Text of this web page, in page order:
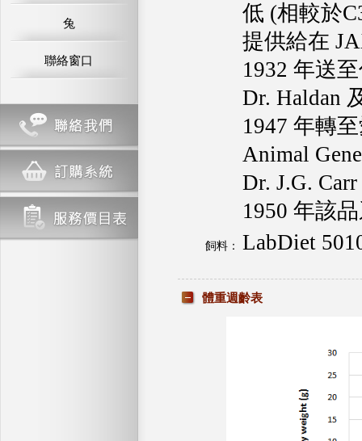
兔
聯絡窗口
低 (相較於
提供給在
1932 年送
Dr. Haldan
1947 年轉
Animal
Dr. J.G.
1950 年該
飼料： LabDiet
體重週齡表